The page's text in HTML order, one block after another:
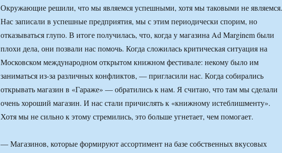
Окружающие решили, что мы являемся успешными, хотя мы таковыми не являемся.
Нас записали в успешные предприятия, мы с этим периодически спорим, но
отказываться глупо. В итоге получилась, что, когда у магазина Ad Marginem были
плохи дела, они позвали нас помочь. Когда сложилась критическая ситуация на
Московском международном открытом книжном фестивале: некому было им
заниматься из-за различных конфликтов, — пригласили нас. Когда собирались
открывать магазин в «Гараже» — обратились к нам. Я считаю, что там мы сделали
очень хороший магазин. И нас стали причислять к «книжному истеблишменту».
Хотя мы не сильно к этому стремились, это больше угнетает, чем помогает.
— Магазинов, которые формируют ассортимент на базе собственных вкусовых